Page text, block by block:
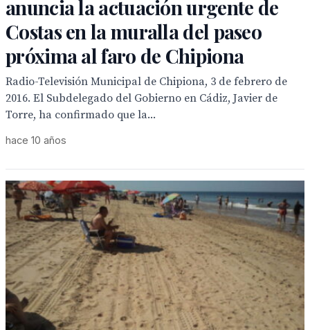
anuncia la actuación urgente de
Costas en la muralla del paseo
próxima al faro de Chipiona
Radio-Televisión Municipal de Chipiona, 3 de febrero de
2016. El Subdelegado del Gobierno en Cádiz, Javier de
Torre, ha confirmado que la...
hace 10 años